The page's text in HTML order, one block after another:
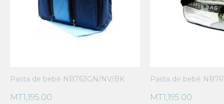
Pasta de bebé NB763GN/NV/BK
MT1,195.00
Pasta de bebé
MT1,195.00